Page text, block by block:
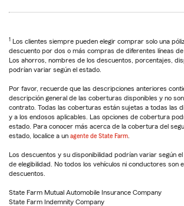
1 Los clientes siempre pueden elegir comprar solo una
descuento por dos o más compras de diferentes líneas de
Los ahorros, nombres de los descuentos, porcentajes,
podrían variar según el estado.
Por favor, recuerde que las descripciones anteriores
descripción general de las coberturas disponibles y no
contrato. Todas las coberturas están sujetas a todas las
y a los endosos aplicables. Las opciones de cobertura
estado. Para conocer más acerca de la cobertura del
estado, localice a un agente de State Farm
Los descuentos y su disponibilidad podrían variar según
de elegibilidad. No todos los vehículos ni conductores son
descuentos.
State Farm Mutual Automobile Insurance Company
State Farm Indemnity Company